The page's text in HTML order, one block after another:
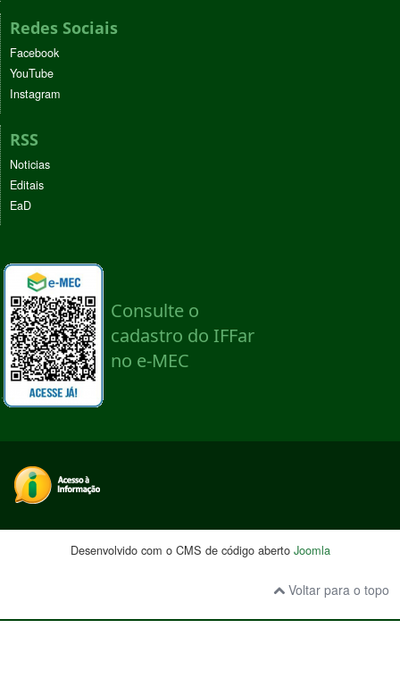
Redes Sociais
Facebook
YouTube
Instagram
RSS
Noticias
Editais
EaD
Desenvolvido com o CMS de código aberto Joomla
Voltar para o topo